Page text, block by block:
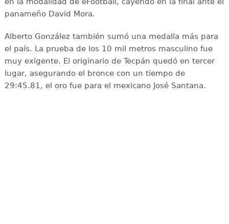
panameño David Mora.
Alberto González también sumó una medalla más para
el país. La prueba de los 10 mil metros masculino fue
muy exigente. El originario de Tecpán quedó en tercer
lugar, asegurando el bronce con un tiempo de
29:45.81, el oro fue para el mexicano José Santana.